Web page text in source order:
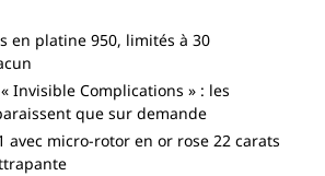
en platine 950, limités à 30
Invisible Complications » : les
que sur demande
avec micro-rotor en or rose 22 carats